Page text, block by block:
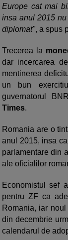
Europe cat mai
insa anul 2015
diplomat", a spus
Trecerea la
dar incercarea
mentinerea
un bun
guvernatorul
Times.
Romania are o
anul 2015, insa
parlamentare din
ale oficialilor
Economistul sef
pentru ZF ca
Romania, iar
din decembrie
calendarul de